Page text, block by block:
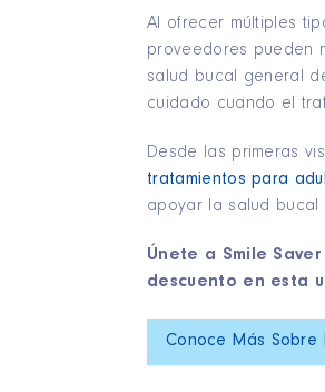
Al ofrecer múltiples
proveedores pueden
salud bucal general
cuidado cuando el
Desde las primeras
tratamientos para
apoyar la salud
Únete a Smile
descuento en esta
Conoce Más Sobre